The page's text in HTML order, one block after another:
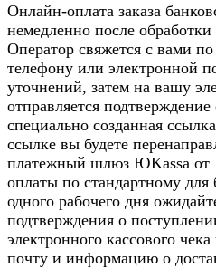
Онлайн-оплата заказа
немедленно после обработки
Оператор свяжется с вами по
телефону или электронной
уточнений, затем на вашу
отправляется
специально созданная
ссылке вы будете
платежный шлюз ЮKassa
оплаты по стандартному
одного рабочего дня
подтверждения о
электронного кассового
почту и информацию о